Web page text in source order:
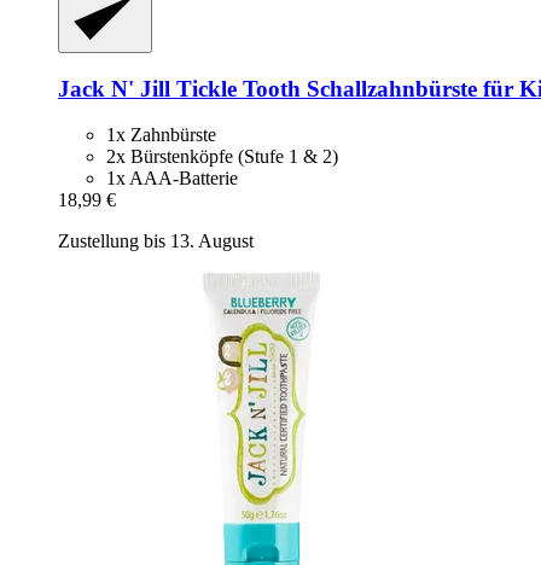
Jack N' Jill Tickle Tooth Schallzahnbürste für
1x Zahnbürste
2x Bürstenköpfe (Stufe 1 & 2)
1x AAA-Batterie
18,99 €
Zustellung bis 13. August